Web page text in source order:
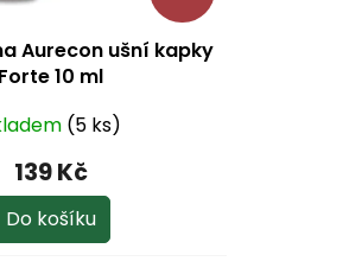
Aurecon ušní kapky
Forte 10 ml
(5 ks)
139 Kč
Do košíku